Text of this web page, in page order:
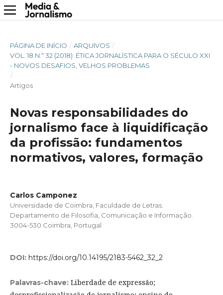
PÁGINA DE INÍCIO / ARQUIVOS /
VOL. 18 N.º 32 (2018): ÉTICA JORNALÍSTICA PARA O SÉCULO XXI
- NOVOS DESAFIOS, VELHOS PROBLEMAS
/
Artigos
Novas responsabilidades do
jornalismo face à liquidificação
da profissão: fundamentos
normativos, valores, formação
Carlos Camponez
Universidade de Coimbra, Faculdade de Letras.
Departamento de Filosofia, Comunicação e Informação.
3004-530 Coimbra, Portugal
DOI: https://doi.org/10.14195/2183-5462_32_2
Palavras-chave: Liberdade de expressão;